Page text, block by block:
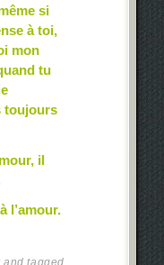
si
à toi,
mon
tu
toujours
il
l’amour.